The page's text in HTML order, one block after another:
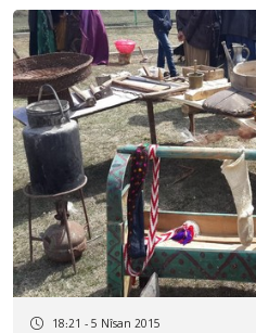
18:21 - 5 Nîsan 2015